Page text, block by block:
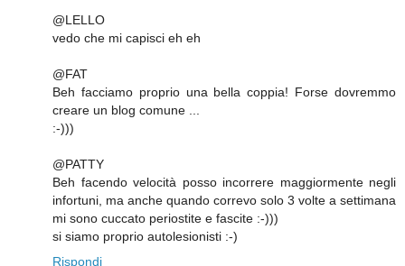
@LELLO
vedo che mi capisci eh eh
@FAT
Beh facciamo proprio una bella coppia! Forse dovremmo
creare un blog comune ...
:-)))
@PATTY
Beh facendo velocità posso incorrere maggiormente negli
infortuni, ma anche quando correvo solo 3 volte a settimana
mi sono cuccato periostite e fascite :-)))
si siamo proprio autolesionisti :-)
Rispondi